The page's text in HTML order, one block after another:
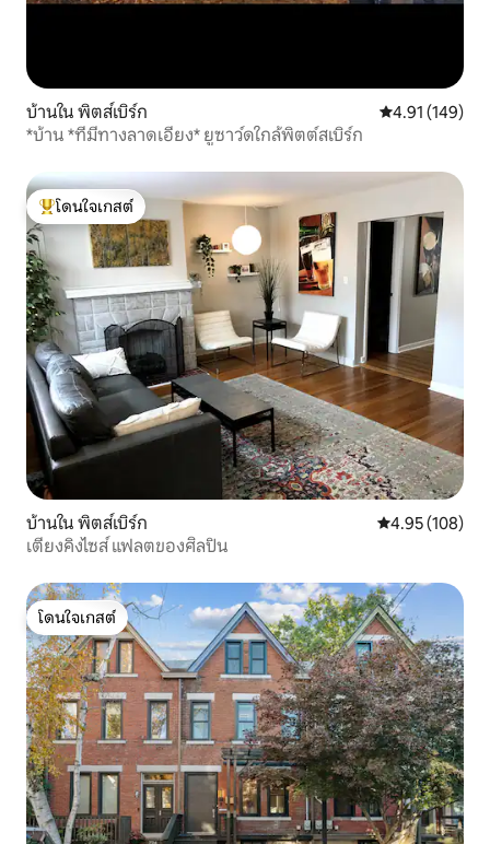
บ้านใน พิตส์เบิร์ก คะแนนเฉลี่ย
4.91 (149)
*บ้าน *ที่มีทางลาดเอียง* ยูซาว์ดใกล้พิตต์สเบิร์ก
โดนใจเกสต์ที่สุด
โดนใจเกสต์
บ้านใน พิตส์เบิร์ก คะแนนเฉลี่ย
4.95 (108)
เตียงคิงไซส์ แฟลตของศิลปิน
โดนใจเกสต์
โดนใจเกสต์